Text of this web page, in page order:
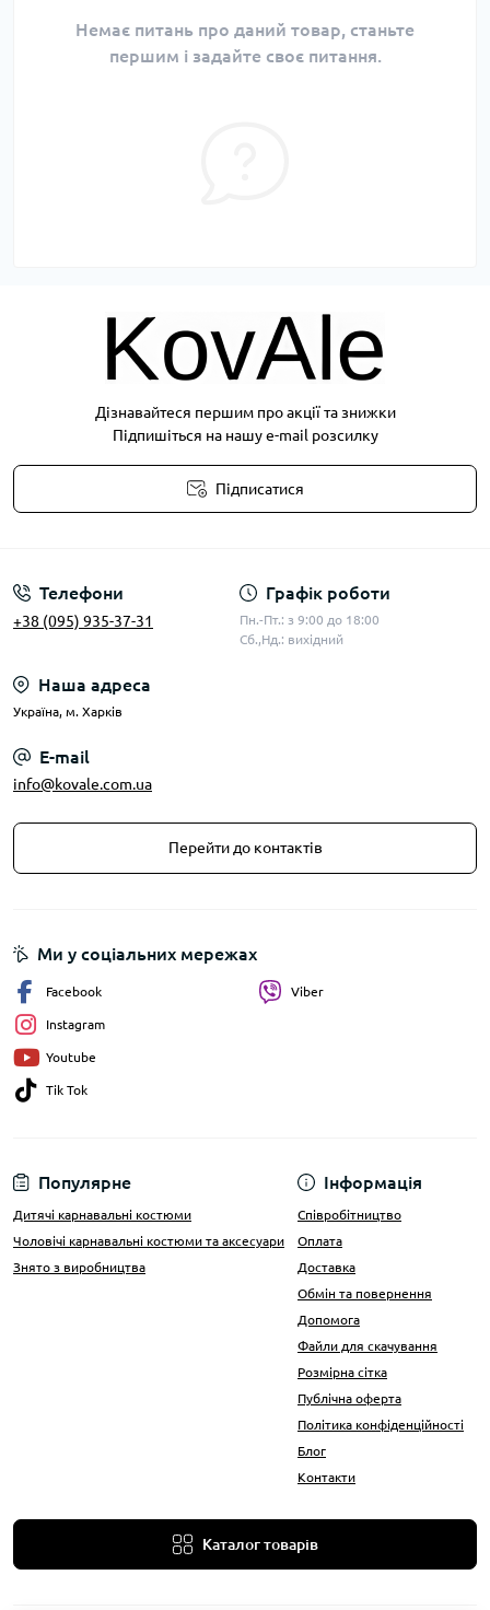
Немає питань про даний товар, станьте
першим і задайте своє питання.
Дізнавайтеся першим про акції та знижки
Підпишіться на нашу e-mail розсилку
Підписатися
Телефони
+38 (095) 935-37-31
Графік роботи
Пн.-Пт.: з 9:00 до 18:00
Сб.,Нд.: вихідний
Наша адреса
Українa, м. Харків
E-mail
info@kovale.com.ua
Перейти до контактів
Популярне
Дитячі карнавальні костюми
Чоловічі карнавальні костюми та аксесуари
Знято з виробництва
Інформація
Співробітництво
Оплата
Доставка
Обмін та повернення
Допомога
Файли для скачування
Розмірна сітка
Публічна оферта
Політика конфіденційності
Блог
Контакти
Каталог товарів
Ми у соціальних мережах
Facebook
Instagram
Youtube
Tik Tok
Viber